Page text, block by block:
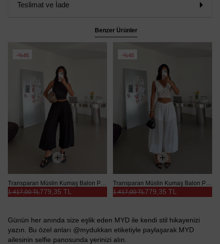
Teslimat ve İade
Benzer Ürünler
%45
Transparan Müslin Kumaş Balon Pantolon - Siyah
779,35 TL
1.417,00 TL
%45
Transparan Müslin Kumaş Balon Pantolon - Beyaz
779,35 TL
1.417,00 TL
Günün her anında size eşlik eden MYD ile kendi stil hikayenizi
yazın. Bu özel anları @mydukkan etiketiyle paylaşarak MYD
ailesinin selfie panosunda yerinizi alın.